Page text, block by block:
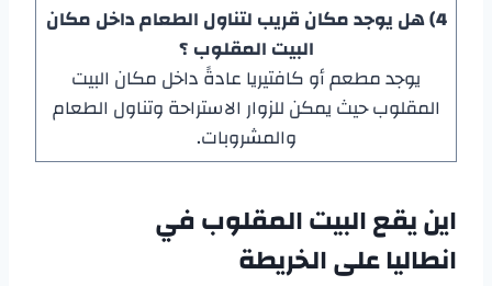
4) هل يوجد مكان قريب لتناول الطعام داخل مكان
البيت المقلوب ؟
يوجد مطعم أو كافتيريا عادةً داخل مكان البيت
المقلوب حيث يمكن للزوار الاستراحة وتناول الطعام
والمشروبات.
اين يقع البيت المقلوب في
انطالياعلى الخريطة